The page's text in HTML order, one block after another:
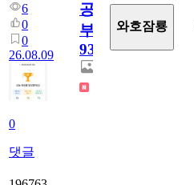
6
0
0
26.08.09
0
댓글
공
부
932
와호잠룡